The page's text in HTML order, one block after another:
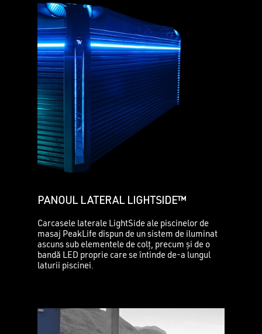
PANOUL LATERAL LIGHTSIDE™
Carcasele laterale LightSide ale piscinelor de
masaj PeakLife dispun de un sistem de iluminat
ascuns sub elementele de colț, precum și de o
bandă LED proprie care se întinde de-a lungul
laturii piscinei.